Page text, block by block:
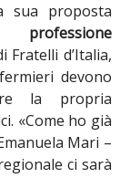
sua proposta
Fratelli d’Italia,
devono
la propria
«Come ho già
Mari –
ci sarà